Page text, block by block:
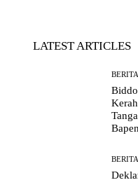
LATEST ARTICLES
BERITA
BERITA